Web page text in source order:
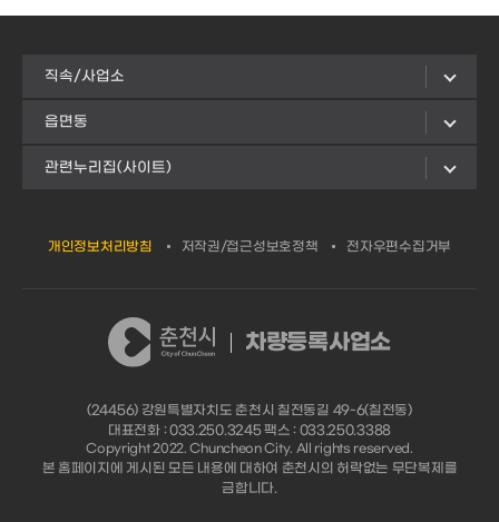
직속/사업소
읍면동
관련누리집(사이트)
개인정보처리방침 저작권/접근성보호정책 전자우편수집거부
차량등록사업소
(24456) 강원특별자치도 춘천시 칠전동길 49-6(칠전동)
대표전화 : 033.250.3245 팩스 : 033.250.3388
Copyright 2022. Chuncheon City. All rights reserved.
본 홈페이지에 게시된 모든 내용에 대하여 춘천시의 허락없는 무단복제를
금합니다.